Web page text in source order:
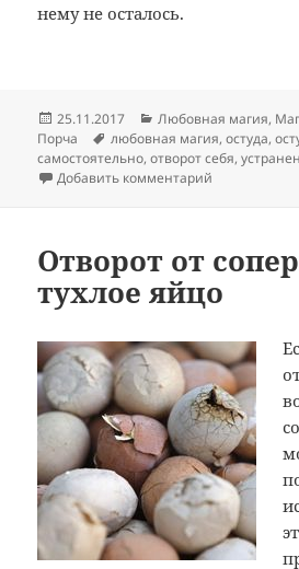
нему не осталось.
Опубликовано
25.11.2017 Рубрики
Любовная магия,
Порча
Метки
любовная магия,остуда,
самостоятельно,отворот себя,
Добавить комментарий
Отворот от
тухлое яйцо